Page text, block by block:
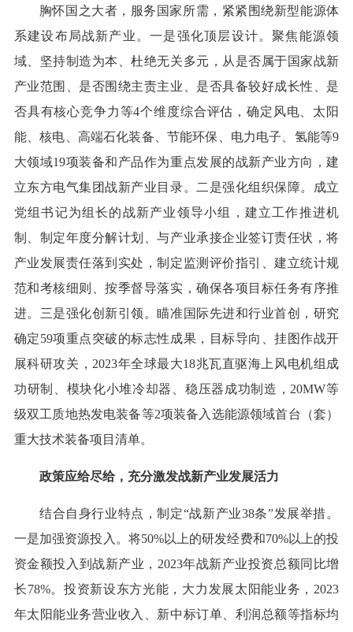
胸怀国之大者，服务国家所需，紧紧围绕新型能源体
系建设布局战新产业。一是强化顶层设计。聚焦能源领
域、坚持制造为本、杜绝无关多元，从是否属于国家战新
产业范围、是否围绕主责主业、是否具备较好成长性、是
否具有核心竞争力等4个维度综合评估，确定风电、太阳
能、核电、高端石化装备、节能环保、电力电子、氢能等9
大领域19项装备和产品作为重点发展的战新产业方向，建
立东方电气集团战新产业目录。二是强化组织保障。成立
党组书记为组长的战新产业领导小组，建立工作推进机
制、制定年度分解计划、与产业承接企业签订责任状，将
产业发展责任落到实处，制定监测评价指引、建立统计规
范和考核细则、按季督导落实，确保各项目标任务有序推
进。三是强化创新引领。瞄准国际先进和行业首创，研究
确定59项重点突破的标志性成果，目标导向、挂图作战开
展科研攻关，2023年全球最大18兆瓦直驱海上风电机组成
功研制、模块化小堆冷却器、稳压器成功制造，20MW等
级双工质地热发电装备等2项装备入选能源领域首台（套）
重大技术装备项目清单。
政策应给尽给，充分激发战新产业发展活力
结合自身行业特点，制定“战新产业38条”发展举措。
一是加强资源投入。将50%以上的研发经费和70%以上的投
资金额投入到战新产业，2023年战新产业投资总额同比增
长78%。投资新设东方光能，大力发展太阳能业务，2023
年太阳能业务营业收入、新中标订单、利润总额等指标均